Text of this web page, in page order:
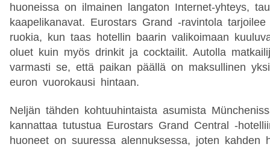
huoneissa on ilmainen langaton Internet-yhteys,
kaapelikanavat. Eurostars Grand -ravintola tarjoilee
ruokia, kun taas hotellin baarin valikoimaan
oluet kuin myös drinkit ja cocktailit. Autolla
varmasti se, että paikan päällä on maksullinen
euron vuorokausi hintaan.
Neljän tähden kohtuuhintaista asumista
kannattaa tutustua Eurostars Grand Central -
huoneet on suuressa alennuksessa, joten kahden